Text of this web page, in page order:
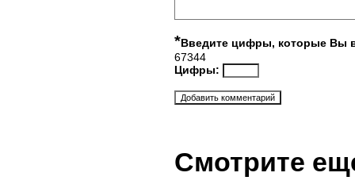
*Введите цифры, которые Вы
67344
Цифры:
Смотрите